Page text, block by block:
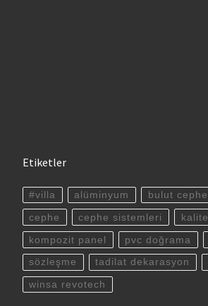
Etiketler
#villa alüminyum bulut cephe
cephe cephe sistemleri kalite
kompozit panel pvc doğrama
sözleşme tadilat dekarasyon
winsa revotech